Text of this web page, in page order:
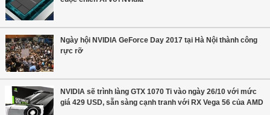
Ngày hội NVIDIA GeForce Day 2017 tại Hà Nội thành công
rực rỡ
NVIDIA sẽ trình làng GTX 1070 Ti vào ngày 26/10 với mức
giá 429 USD, sẵn sàng cạnh tranh với RX Vega 56 của AMD